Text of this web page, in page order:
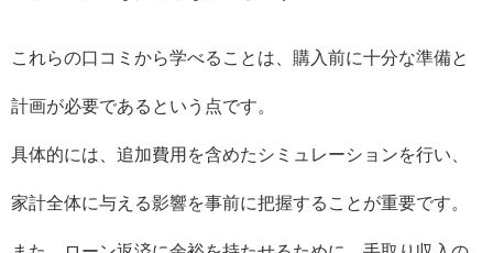
これらの口コミから学べることは、購入前に十分な準備と
計画が必要であるという点です。
具体的には、追加費用を含めたシミュレーションを行い、
家計全体に与える影響を事前に把握することが重要です。